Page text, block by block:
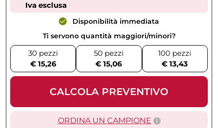
Iva esclusa
Disponibilità immediata
Ti servono quantità maggiori/minori?
30 pezzi
€ 15,26
50 pezzi
€ 15,06
100 pezzi
€ 13,43
CALCOLA PREVENTIVO
ORDINA UN CAMPIONE